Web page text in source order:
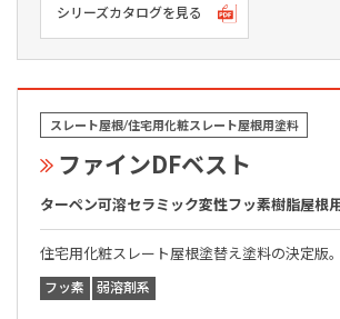
シリーズカタログを見る
スレート屋根/住宅用化粧スレート屋根用塗料
ファインDFベスト
ターペン可溶セラミック変性フッ素樹脂屋根
住宅用化粧スレート屋根塗替え塗料の決定版。
フッ素 弱溶剤系